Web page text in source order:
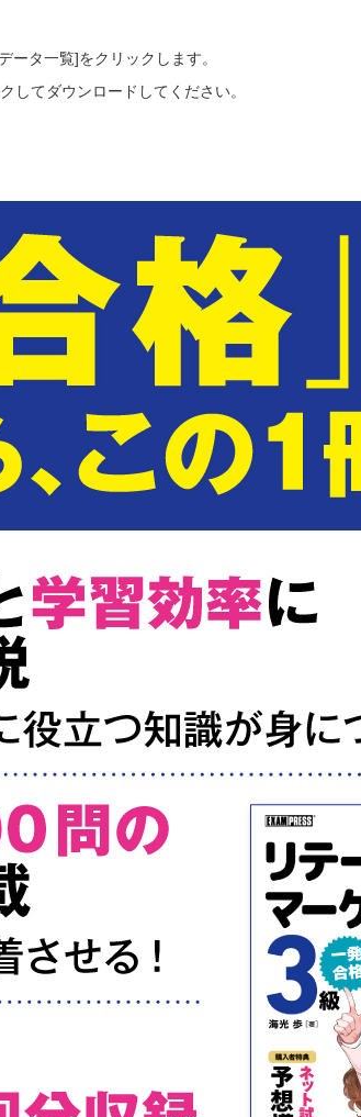
ータ一覧]をクリックします。
してダウンロードしてください。